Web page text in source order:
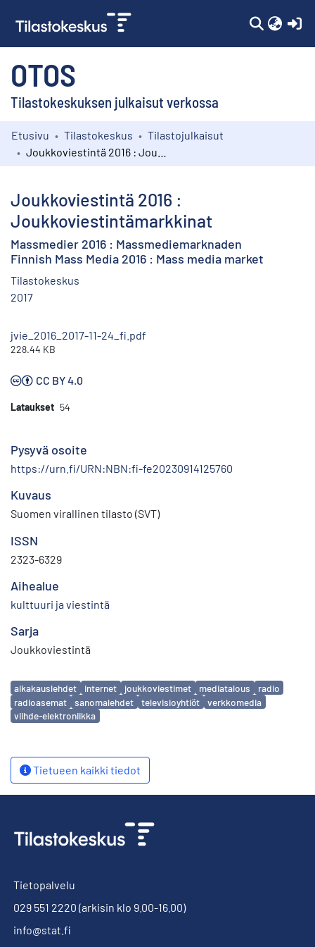
OTOS
Tilastokeskuksen julkaisut verkossa
Kokoelmat
Etusivu Tilastokeskus
Tilastojulkaisut
Joukkoviestintä 2016 :
Joukkoviestintämarkkinat
Massmedier 2016 : Massmediemarknaden
Finnish Mass Media 2016 : Mass media market
Tilastokeskus
2017
jvie_2016_2017-11-24_fi.pdf
228.44 KB
CC BY 4.0
Lataukset 54
Pysyvä osoite
https://urn.fi/URN:NBN:fi-fe20230914125760
Kuvaus
Suomen virallinen tilasto (SVT)
ISSN
2323-6329
Aihealue
kulttuuri ja viestintä
Sarja
Joukkoviestintä
Avainsanat
aikakauslehdet internet joukkoviestimet mediatalous
radio
radioasemat
sanomalehdet televisioyhtiöt
verkkomedia
viihde-elektroniikka
Tietueen kaikki tiedot
Tietopalvelu
029 551 2220 (arkisin klo 9.00-16.00)
info@stat.fi